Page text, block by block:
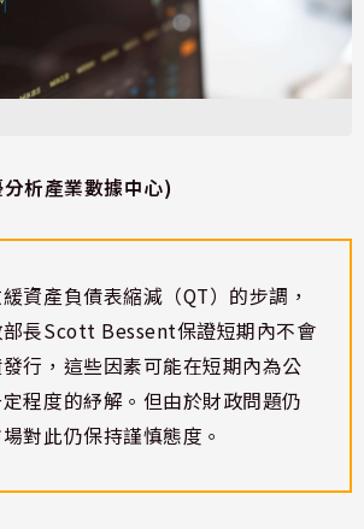
析產業數據中心)
資產負債表縮減（QT）的步調，
長Scott Bessent保證短期內不會
行，這些因素可能在短期內為公
程度的紓解。但由於財政問題仍
對此仍保持謹慎態度。